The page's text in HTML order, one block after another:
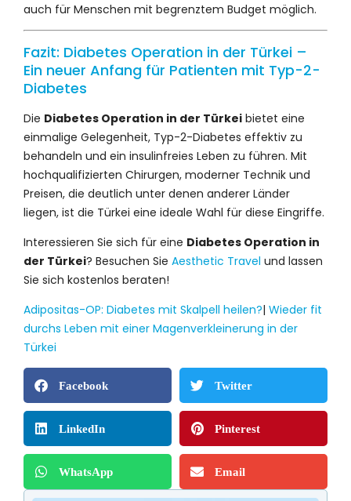
auch für Menschen mit begrenztem Budget möglich.
Fazit: Diabetes Operation in der Türkei –
Ein neuer Anfang für Patienten mit Typ-2-
Diabetes
Die Diabetes Operation in der Türkei bietet eine
einmalige Gelegenheit, Typ-2-Diabetes effektiv zu
behandeln und ein insulinfreies Leben zu führen. Mit
hochqualifizierten Chirurgen, moderner Technik und
Preisen, die deutlich unter denen anderer Länder
liegen, ist die Türkei eine ideale Wahl für diese Eingriffe.
Interessieren Sie sich für eine Diabetes Operation in
der Türkei? Besuchen Sie Aesthetic Travel und lassen
Sie sich kostenlos beraten!
Adipositas-OP: Diabetes mit Skalpell heilen?| Wieder fit
durchs Leben mit einer Magenverkleinerung in der
Türkei
Facebook Twitter
LinkedIn Pinterest
WhatsApp Email